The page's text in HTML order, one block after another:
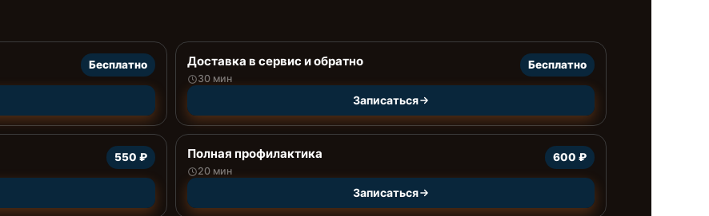
Бесплатно Доставка в сервис и обратно
30 мин
Бесплатно
Записаться
550 ₽ Полная профилактика
20 мин
600 ₽
Записаться